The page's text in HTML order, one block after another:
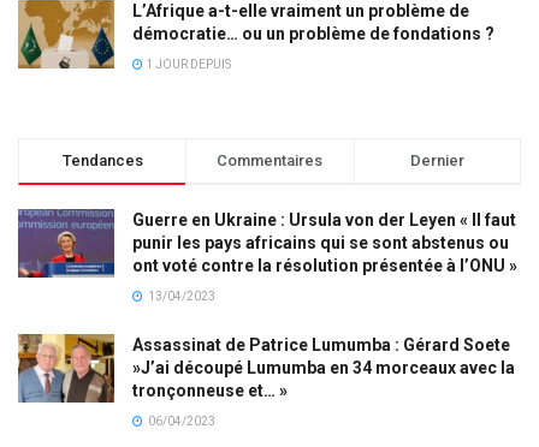
L’Afrique a-t-elle vraiment un problème de
démocratie… ou un problème de fondations ?
1 JOUR DEPUIS
Tendances Commentaires Dernier
Guerre en Ukraine : Ursula von der Leyen « Il faut
punir les pays africains qui se sont abstenus ou
ont voté contre la résolution présentée à l’ONU »
13/04/2023
Assassinat de Patrice Lumumba : Gérard Soete
»J’ai découpé Lumumba en 34 morceaux avec la
tronçonneuse et… »
06/04/2023